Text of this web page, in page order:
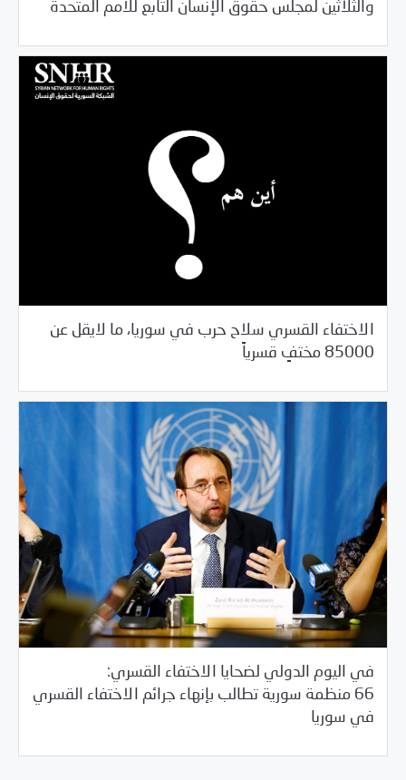
والثلاثين لمجلس حقوق الإنسان التابع للأمم المتحدة
الاختفاء القسري سلاح حرب في سوريا، ما لايقل عن
85000 مختفٍ قسرياً
08/30/2017 السلطة الخامسة /المواضيع الرئيسية
في اليوم الدولي لضحايا الاختفاء القسري:
66 منظمة سورية تطالب بإنهاء جرائم الاختفاء القسري
في سوريا
08/30/2017
2017
/ بيانات المركز/خبر بارز